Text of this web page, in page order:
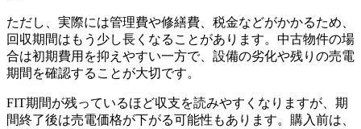
ただし、実際には管理費や修繕費、税金などがかかるため、
回収期間はもう少し長くなることがあります。中古物件の場
合は初期費用を抑えやすい一方で、設備の劣化や残りの売電
期間を確認することが大切です。
FIT期間が残っているほど収支を読みやすくなりますが、期
間終了後は売電価格が下がる可能性もあります。購入前は、